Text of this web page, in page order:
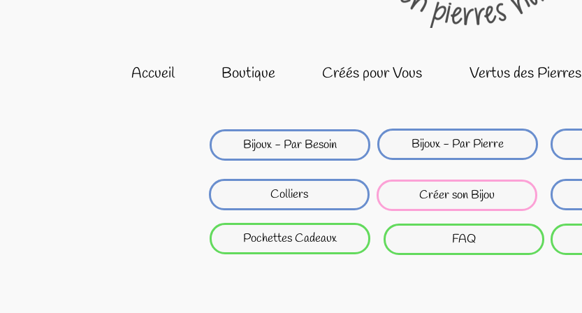
Accueil Boutique Créés pour Vous Vertus des Pierres
Bijoux - Par Pierre
Bijoux - Par Besoin
Colliers Créer son Bijou
Pochettes Cadeaux FAQ